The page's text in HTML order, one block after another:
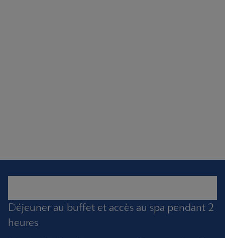
Déjeuner au buffet et accès au spa pendant 2
heures